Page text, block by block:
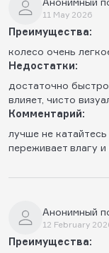
11 May 2026
Преимущества:
колесо очень
Недостатки:
достаточно
влияет, чисто
Комментарий:
лучше не
переживает влагу
Анонимный
12 February
Преимущества: